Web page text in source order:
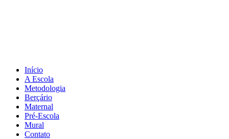
Início
A Escola
Metodologia
Berçário
Maternal
Pré-Escola
Mural
Contato